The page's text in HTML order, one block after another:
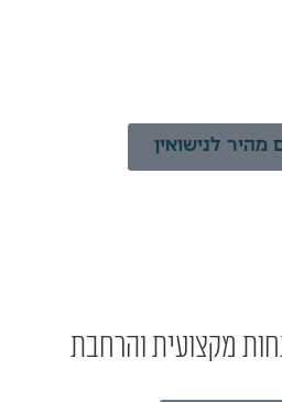
מהיר לנישואין
מקצועית והרחבת